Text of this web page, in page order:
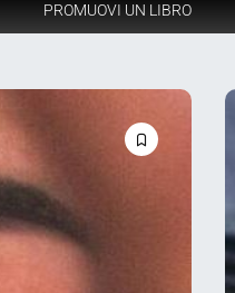
PROMUOVI UN LIBRO